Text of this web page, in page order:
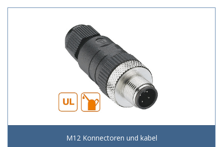
M12 Konnectoren und kabel